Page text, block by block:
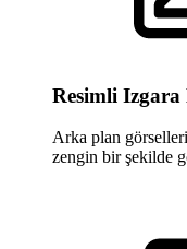
Resimli
Arka plan
zengin bir şekilde